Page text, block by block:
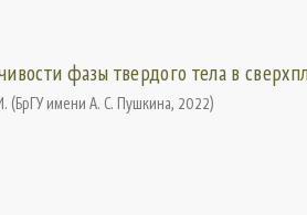
фазы твердого тела в
(БрГУ имени А. С. Пушкина, 2022)